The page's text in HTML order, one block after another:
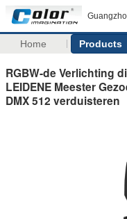
Home Products
RGBW-de Verlichting
LEIDENE Meester
DMX 512 verduisteren